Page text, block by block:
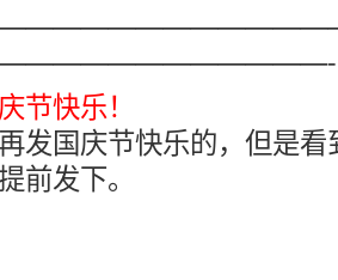
节快乐！
发国庆节快乐的，但是
前发下。